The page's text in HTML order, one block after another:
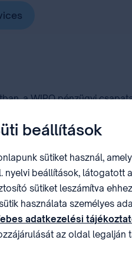
a WIPO pénzügyi
el:
beállítások
sütiket használ,
nyelvi beállítások, látogatott
sütiket leszámítva
használata személyes
adatkezelési
az oldal legalján